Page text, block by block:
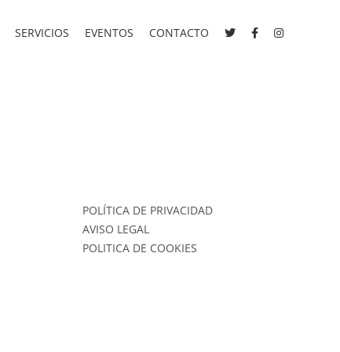
SERVICIOS EVENTOS CONTACTO
POLÍTICA DE PRIVACIDAD
AVISO LEGAL
POLITICA DE COOKIES